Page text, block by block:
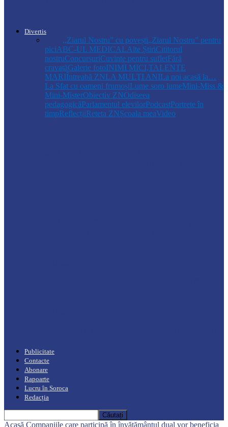
Divertis
,,Ziarul Nostru” cu povești„Ziarul Nostru” pentru
piciABC-UL MEDICALAlte ȘtiriCititorul
nostruConcursuriCuvinte pentru sufletFără
cravatăGalerie fotoINIMI MICI,TALENTE
MARIÎntreabă ZNLA MULŢI ANILa noi acasă la…
La Sfat cu oameni frumoșiLume soro lumeMini-Miss &
Mini-MisterObiectiv ZNOdiseea
pedagogicăParlamentul elevilorPodcastPortrete în
timpReflecțiiReteta ZNȘcoala meaVideo
Publicitate
Contacte
Abonare
Rapoarte
Lucru în Soroca
Redacția
Acasă Companiile care participă în învățământul dual vor beneficia